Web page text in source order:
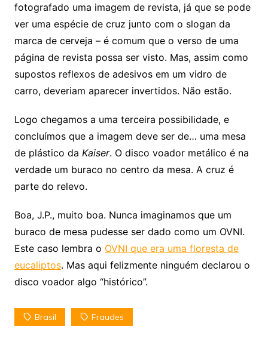
fotografado uma imagem de revista, já que se pode
ver uma espécie de cruz junto com o slogan da
marca de cerveja – é comum que o verso de uma
página de revista possa ser visto. Mas, assim como
supostos reflexos de adesivos em um vidro de
carro, deveriam aparecer invertidos. Não estão.
Logo chegamos a uma terceira possibilidade, e
concluímos que a imagem deve ser de… uma mesa
de plástico da Kaiser. O disco voador metálico é na
verdade um buraco no centro da mesa. A cruz é
parte do relevo.
Boa, J.P., muito boa. Nunca imaginamos que um
buraco de mesa pudesse ser dado como um OVNI.
Este caso lembra o OVNI que era uma floresta de
eucaliptos. Mas aqui felizmente ninguém declarou o
disco voador algo “histórico”.
Brasil Fraudes